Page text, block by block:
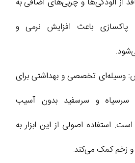
پاکسازی باعث افزایش نرمی و
وسیله‌ای تخصصی و بهداشتی برای
و سرسفید بدون آسیب
استفاده اصولی از این ابزار به
و زخم کمک می‌کند.